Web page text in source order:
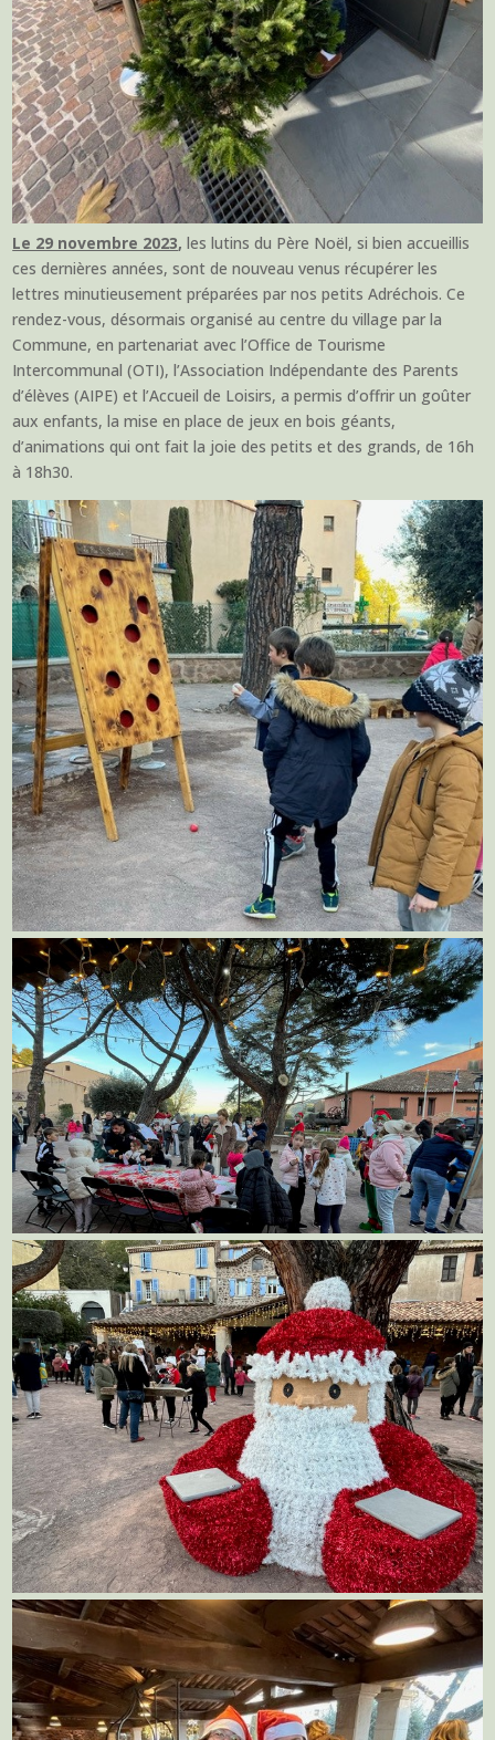
Le 29 novembre 2023, les lutins du Père Noël, si bien accueillis
ces dernières années, sont de nouveau venus récupérer les
lettres minutieusement préparées par nos petits Adréchois. Ce
rendez-vous, désormais organisé au centre du village par la
Commune, en partenariat avec l’Office de Tourisme
Intercommunal (OTI), l’Association Indépendante des Parents
d’élèves (AIPE) et l’Accueil de Loisirs, a permis d’offrir un goûter
aux enfants, la mise en place de jeux en bois géants,
d’animations qui ont fait la joie des petits et des grands, de 16h
à 18h30.